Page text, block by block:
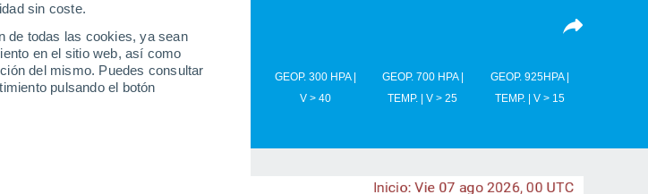
sin coste.
de todas las cookies, ya sean
en el sitio web, así como
del mismo. Puedes consultar
pulsando el botón
HPA |
GEOP. 500 HPA |
VIENTO 10M |
GEOP. 300 HPA |
V > 40
GEOP. 700 HPA |
TEMP. | V > 25
GEOP. 925HPA |
TEMP. | V > 15